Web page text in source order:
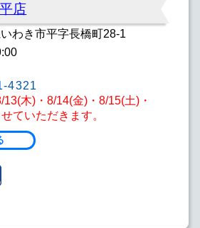
店
わき市平字長橋町28-1
4321
木)・8/14(金)・8/15(土)・
ていただきます。